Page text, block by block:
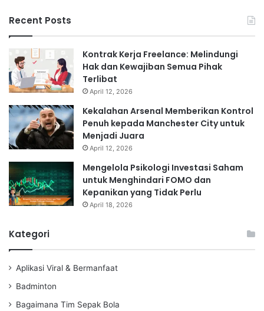
Recent Posts
Kontrak Kerja Freelance: Melindungi
Hak dan Kewajiban Semua Pihak
Terlibat
April 12, 2026
Kekalahan Arsenal Memberikan Kontrol
Penuh kepada Manchester City untuk
Menjadi Juara
April 12, 2026
Mengelola Psikologi Investasi Saham
untuk Menghindari FOMO dan
Kepanikan yang Tidak Perlu
April 18, 2026
Kategori
Aplikasi Viral & Bermanfaat
Badminton
Bagaimana Tim Sepak Bola